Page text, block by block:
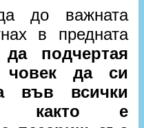
до важната
в предната
подчертая
да си
във всички
както е